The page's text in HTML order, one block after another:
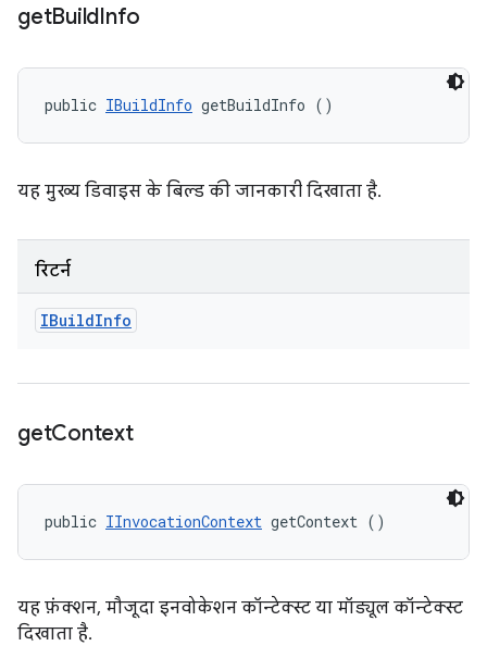
getBuildInfo
public IBuildInfo getBuildInfo ()
यह मुख्य डिवाइस के बिल्ड की जानकारी दिखाता है.
रिटर्न
IBuildInfo
getContext
public IInvocationContext getContext ()
यह फ़ंक्शन, मौजूदा इनवोकेशन कॉन्टेक्स्ट या मॉड्यूल कॉन्टेक्स्ट
दिखाता है.